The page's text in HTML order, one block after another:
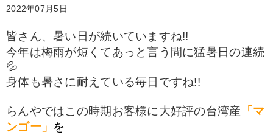
2022年07月5日
皆さん、暑い日が続いていますね!!
今年は梅雨が短くてあっと言う間に猛暑日の連続
💦
身体も暑さに耐えている毎日ですね!!
らんやではこの時期お客様に大好評の台湾産 「マ
ンゴー」 を